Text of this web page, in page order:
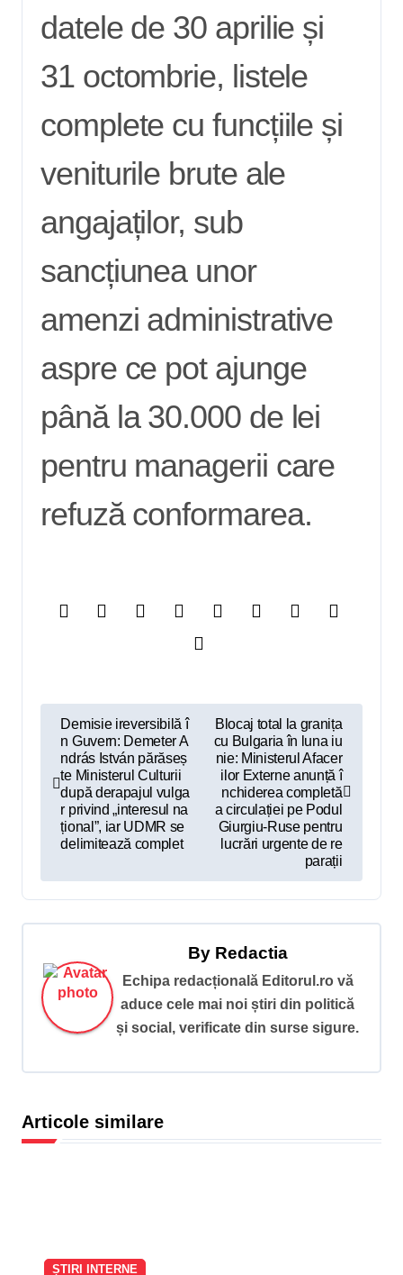
datele de 30 aprilie și
31 octombrie, listele
complete cu funcțiile și
veniturile brute ale
angajaților, sub
sancțiunea unor
amenzi administrative
aspre ce pot ajunge
până la 30.000 de lei
pentru managerii care
refuză conformarea.
r
e
n
a
t
c
Demisie ireversibilă î
n Guvern: Demeter A
ndrás István părăseș
te Ministerul Culturii
după derapajul vulga
r privind „interesul na
țional”, iar UDMR se
delimitează complet
Blocaj total la granița
cu Bulgaria în luna iu
nie: Ministerul Afacer
ilor Externe anunță î
nchiderea completă
a circulației pe Podul
Giurgiu-Ruse pentru
lucrări urgente de re
parații
By Redactia
Echipa redacțională Editorul.ro vă
aduce cele mai noi știri din politică
și social, verificate din surse sigure.
Articole similare
ȘTIRI INTERNE